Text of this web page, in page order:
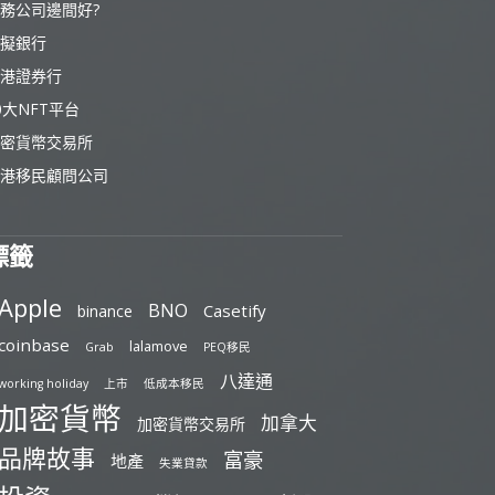
公司邊間好?
銀行
證券行
NFT平台
貨幣交易所
移民顧問公司
籤
binance BNO
Casetify
Grab lalamove PEQ移民
holiday 上市 低成本移民 八達通
密貨幣 加密貨幣交易所 加拿大
牌故事 地產 失業貸款 富豪